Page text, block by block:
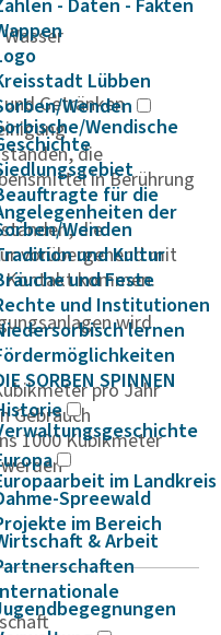
- Daten - Fakten
Lübben
Wenden
Wendische
für die
der
Wenden
und Kultur
und Feste
und Institutionen
lernen
SORBEN SPINNEN
im Landkreis
Spreewald
im Bereich
& Arbeit
Getränken
die
in Berührung
die
vorübergehend mit
Kontakt kommen.
wird
pro Jahr
Gebrauch
1000 Kubikmeter